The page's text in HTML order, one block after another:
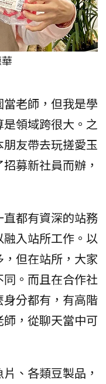
老師，但我是學
領域跨很大。之
友帶去玩搓愛玉
募新社員而辦，
都有資深的站務
入站所工作。以
但在站所，大家
。而且在合作社
分都有，有高階
，從聊天當中可
、各類豆製品，